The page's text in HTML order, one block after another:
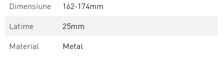
Dimensiune
162-174mm
Latime
25mm
Material
Metal